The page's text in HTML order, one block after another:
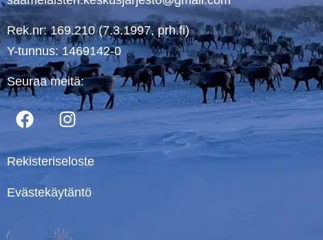
Rek.nr: 169.210 (7.3.1997, prh.fi)
Y-tunnus: 1469142-0
Seuraa meitä:
Rekisteriseloste
Evästekäytäntö